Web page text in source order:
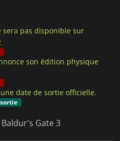
sera pas disponible sur
son édition physique
date de sortie officielle.
Gate 3